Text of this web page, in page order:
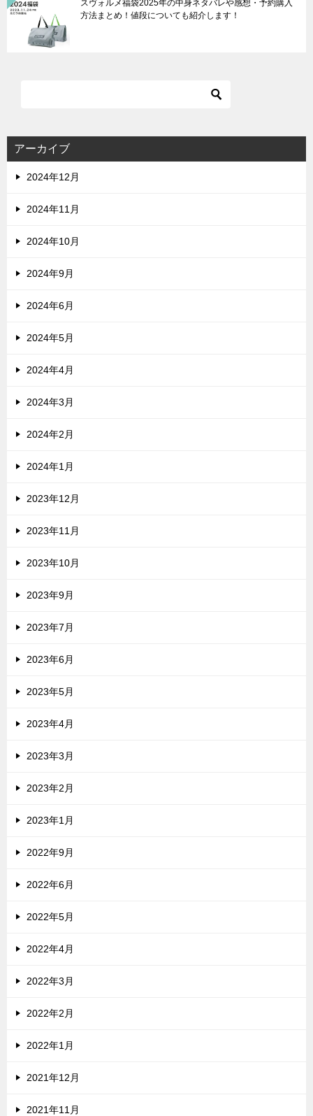
スヴォルメ福袋2025年の中身ネタバレや感想・予約購入
方法まとめ！値段についても紹介します！
アーカイブ
2024年12月
2024年11月
2024年10月
2024年9月
2024年6月
2024年5月
2024年4月
2024年3月
2024年2月
2024年1月
2023年12月
2023年11月
2023年10月
2023年9月
2023年7月
2023年6月
2023年5月
2023年4月
2023年3月
2023年2月
2023年1月
2022年9月
2022年6月
2022年5月
2022年4月
2022年3月
2022年2月
2022年1月
2021年12月
2021年11月